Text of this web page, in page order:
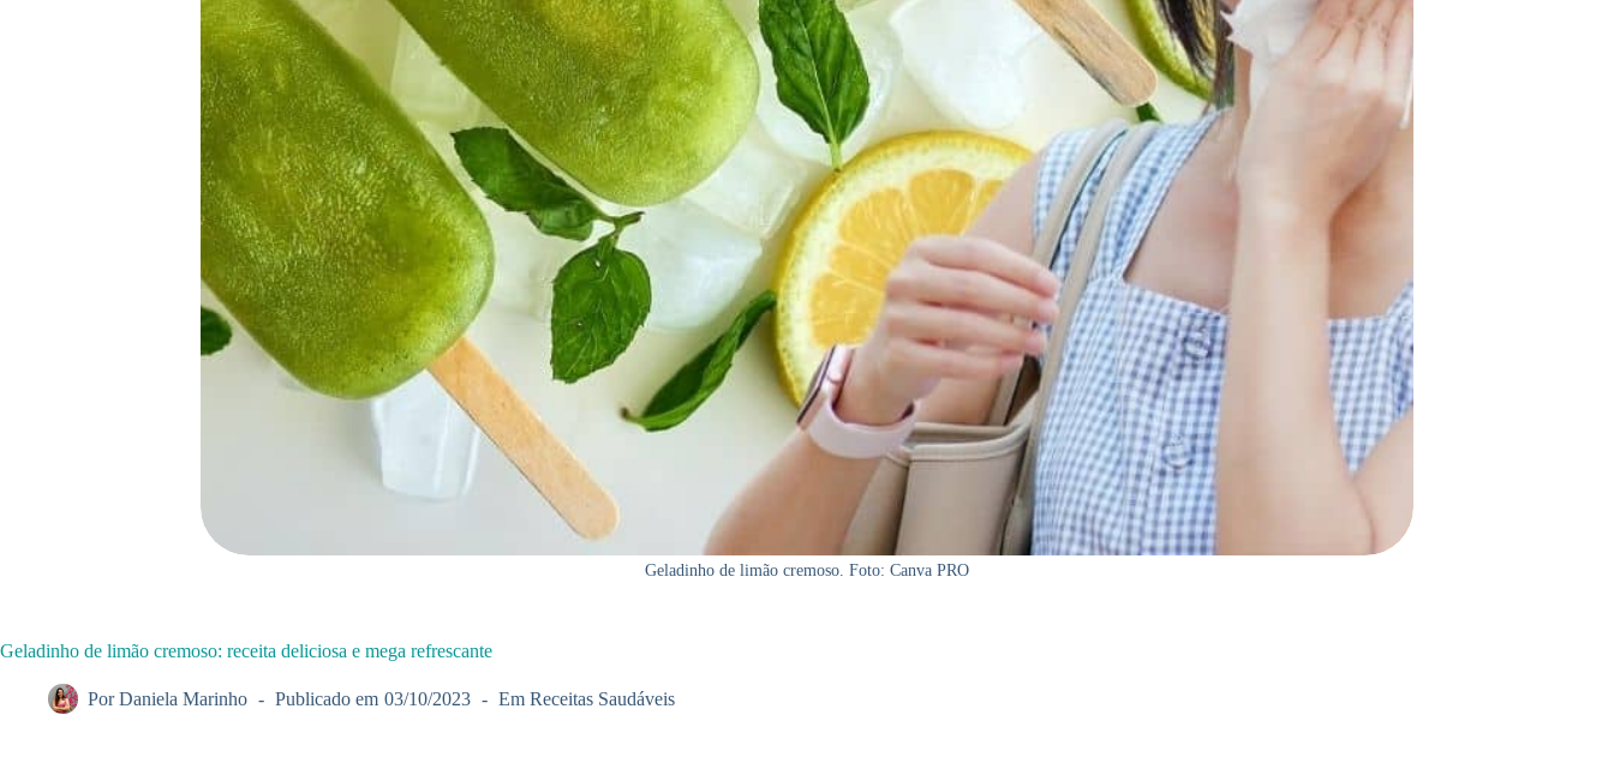
Geladinho de limão cremoso. Foto: Canva PRO
Geladinho de limão cremoso: receita deliciosa e mega refrescante
Por Daniela Marinho Publicado em 03/10/2023 Em Receitas Saudáveis